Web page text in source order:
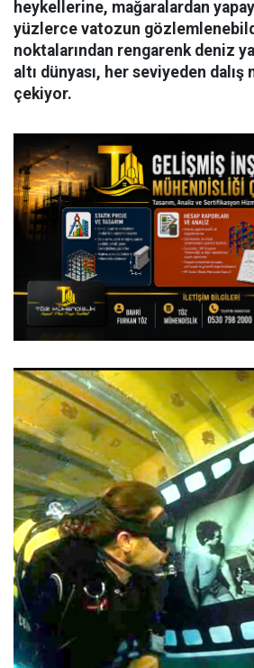
heykellerine, mağaralardan
yüzlerce vatozun
noktalarından rengarenk deniz
altı dünyası, her seviyeden dalış
çekiyor.